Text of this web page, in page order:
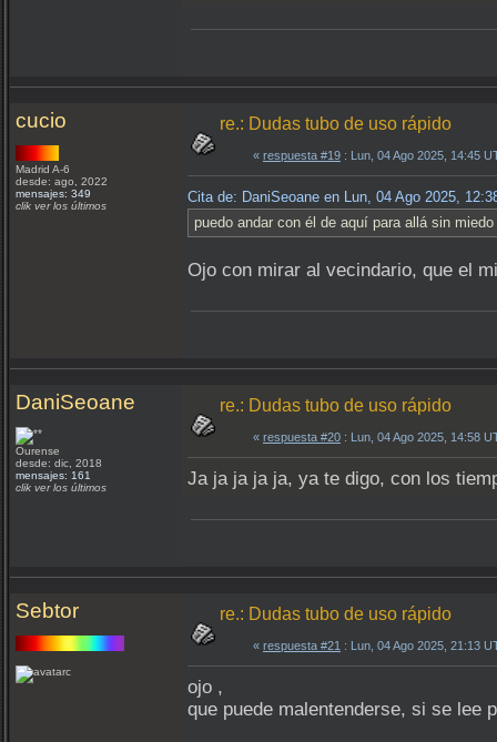
cucio
Madrid A-6
desde: ago, 2022
mensajes: 349
clik ver los últimos
re.: Dudas tubo de uso rápido
« respuesta #19 : Lun, 04 Ago 2025, 14:45
Cita de: DaniSeoane en Lun, 04 Ago 2025,
puedo andar con él de aquí para allá sin
Ojo con mirar al vecindario, que el
DaniSeoane
Ourense
desde: dic, 2018
mensajes: 161
clik ver los últimos
re.: Dudas tubo de uso rápido
« respuesta #20 : Lun, 04 Ago 2025, 14:58
Ja ja ja ja ja, ya te digo, con los
Sebtor re.: Dudas tubo de uso rápido
« respuesta #21 : Lun, 04 Ago 2025, 21:13
ojo ,
que puede malentenderse, si se lee